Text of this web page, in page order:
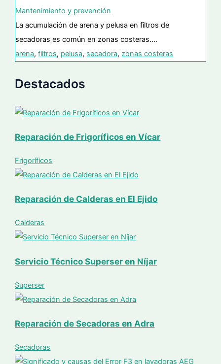
Mantenimiento y prevención
La acumulación de arena y pelusa en filtros de
secadoras es común en zonas costeras.…
arena,filtros, pelusa, secadora,zonas costeras
Destacados
Reparación de Frigoríficos en Vícar
Frigoríficos
Reparación de Calderas en El Ejido
Calderas
Servicio Técnico Superser en Níjar
Superser
Reparación de Secadoras en Adra
Secadoras